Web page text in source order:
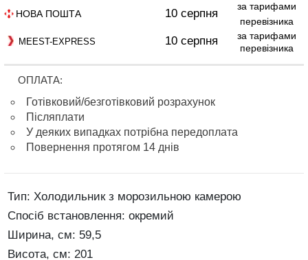
НОВА ПОШТА 10 серпня
за тарифами
перевізника
MEEST-EXPRESS 10 серпня
за тарифами
перевізника
ОПЛАТА:
Готівковий/безготівковий розрахунок
Післяплати
У деяких випадках потрібна передоплата
Повернення протягом 14 днів
Тип: Холодильник з морозильною камерою
Спосіб встановлення: окремий
Ширина, см: 59,5
Висота, см: 201